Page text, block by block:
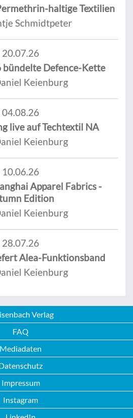
haltige Textilien
Schmidtpeter
20.07.26
bündelte Defence-Kette
Keienburg
04.08.26
live auf Techtextil NA
Keienburg
10.06.26
Apparel Fabrics -
Edition
Keienburg
28.07.26
Alea-Funktionsband
Keienburg
Verlag
FAQ
Mediadaten
Impressum
Instagram